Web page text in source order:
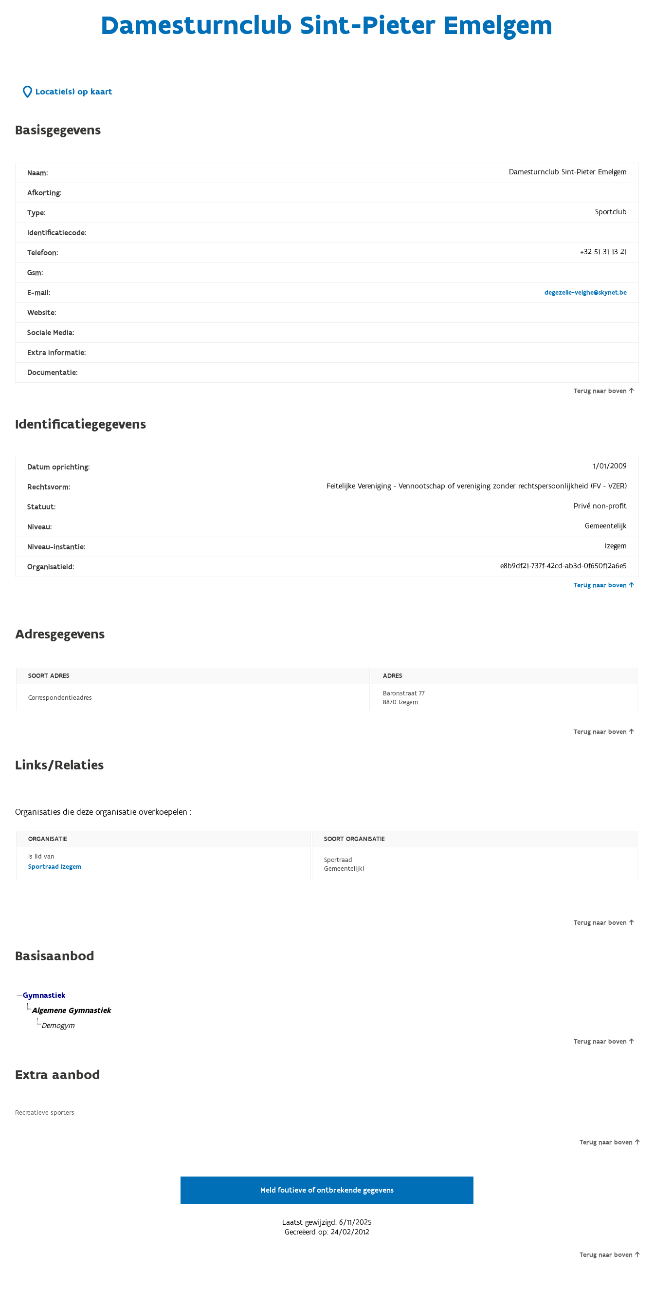
Damesturnclub Sint-Pieter Emelgem
Locatie(s) op kaart
Basisgegevens
Naam: Damesturnclub Sint-Pieter Emelgem
Afkorting:
Type: Sportclub
Identificatiecode:
Telefoon: +32 51 31 13 21
Gsm:
E-mail: degezelle-velghe@skynet.be
Website:
Sociale Media:
Extra informatie:
Documentatie:
Terug naar boven
Identificatiegegevens
Datum oprichting: 1/01/2009
Rechtsvorm: Feitelijke Vereniging - Vennootschap of vereniging zonder rechtspersoonlijkheid (FV - VZER)
Statuut: Privé non-profit
Niveau: Gemeentelijk
Niveau-instantie: Izegem
Organisatieid: e8b9df21-737f-42cd-ab3d-0f650f12a6e5
Terug naar boven
Adresgegevens
SOORT ADRES ADRES
Correspondentieadres
Baronstraat 77
8870 Izegem
Terug naar boven
Links/Relaties
Organisaties die deze organisatie overkoepelen :
ORGANISATIE
SOORT ORGANISATIE
Is lid van
Sportraad Izegem
Sportraad
Gemeentelijk)
Terug naar boven
Basisaanbod
Gymnastiek
Algemene Gymnastiek
Demogym
Terug naar boven
Extra aanbod
Recreatieve sporters
Terug naar boven
Meld foutieve of ontbrekende gegevens
Laatst gewijzigd: 6/11/2025
Gecreëerd op: 24/02/2012
Terug naar boven